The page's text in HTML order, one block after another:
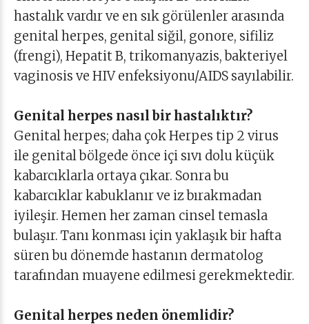
hastalık vardır ve en sık görülenler arasında
genital herpes, genital siğil, gonore, sifiliz
(frengi), Hepatit B, trikomanyazis, bakteriyel
vaginosis ve HIV enfeksiyonu/AIDS sayılabilir.
Genital herpes nasıl bir hastalıktır?
Genital herpes; daha çok Herpes tip 2 virus
ile genital bölgede önce içi sıvı dolu küçük
kabarcıklarla ortaya çıkar. Sonra bu
kabarcıklar kabuklanır ve iz bırakmadan
iyileşir. Hemen her zaman cinsel temasla
bulaşır. Tanı konması için yaklaşık bir hafta
süren bu dönemde hastanın dermatolog
tarafından muayene edilmesi gerekmektedir.
Genital herpes neden önemlidir?